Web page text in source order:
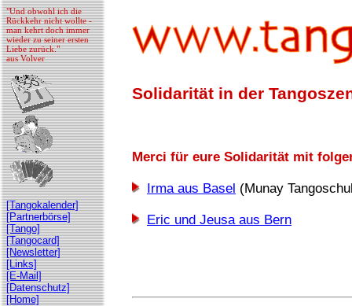
"Und obwohl ich die
Rückkehr nicht wollte -
man kehrt doch immer
wieder zu seiner ersten
Liebe zurück."
aus Volver
[Tangokalender]
[Partnerbörse]
[Tango]
[Tangocard]
[Newsletter]
[Links]
[E-Mail]
[Datenschutz]
[Home]
Solidarität in der
Merci für eure Solidarität mit
Irma aus Basel (Munay
Eric und Jeusa aus Bern